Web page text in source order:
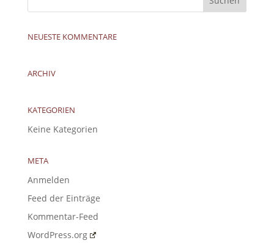
NEUESTE KOMMENTARE
ARCHIV
KATEGORIEN
Keine Kategorien
META
Anmelden
Feed der Einträge
Kommentar-Feed
WordPress.org